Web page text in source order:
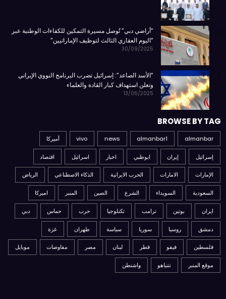
“أراضي دبي” تُوصل مسيرة التمكين للكفاءات الوطنية عبر
“اليوم العقاري الثالث لتوظيف الإماراتيين”
30/09/2025
“الأسد الصاعد”: إسرائيل تضرب البرنامج النووي الإيراني
وتعلن استهداف كبار القادة والعلماء
13/06/2025
BROWSE BY TAG
almanbar
almanbar1
news
vivo أميركا
إسرائيل إيران ابوظبي اخبار اسرائيل اقتصاد
الإمارات الامارات الحرب الايرانية الذكاء الاصطناعي الرياض
السعودية السويداء الشرع الصين المنبر اميركا
ايران بوتين ترامب تكنلوجيا حرب حماس دبي
دمشق روسيا سوريا سياسة طهران غزة
فلسطين فيفو قطر لبنان مصر مفاوضات موبايل
موقع المنبر نتنياهو واشنطن